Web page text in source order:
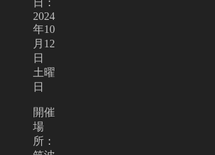
2024
年10
月12
日
土曜
日
開催
場
所：